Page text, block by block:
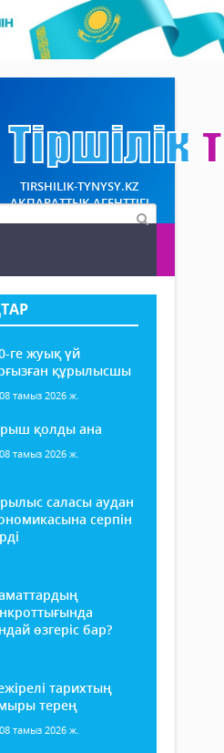
TIRSHILIK-TYNYSY.KZ
АҚПАРАТТЫҚ АГЕНТТІГІ
ге жуық үй
құрылысшы
08 тамыз 2026 ж.
қолды ана
08 тамыз 2026 ж.
саласы аудан
серпін
өзгеріс бар?
тарихтың
терең
08 тамыз 2026 ж.